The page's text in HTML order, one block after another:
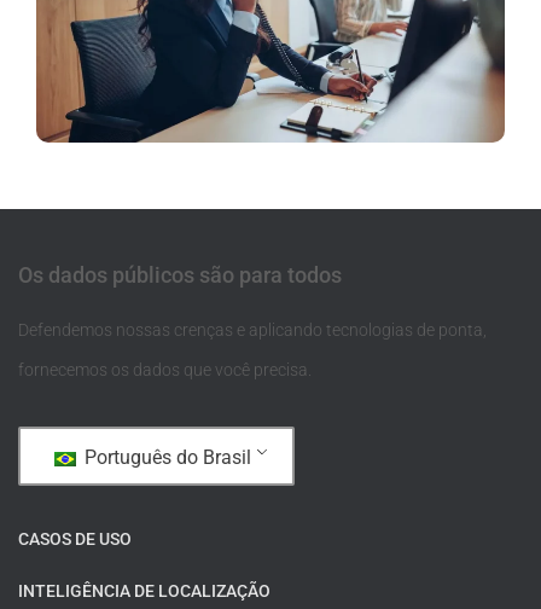
Os dados públicos são para todos
Defendemos nossas crenças e aplicando tecnologias de ponta,
fornecemos os dados que você precisa.
Português do Brasil
CASOS DE USO
INTELIGÊNCIA DE LOCALIZAÇÃO